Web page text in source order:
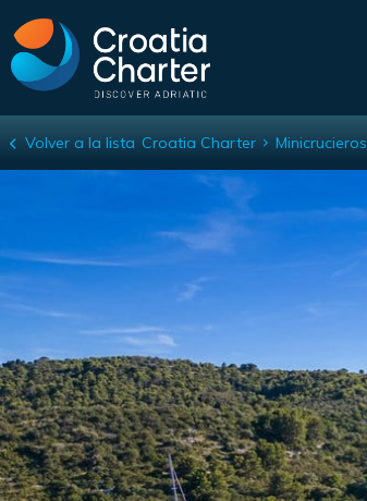
Mini cruiser Adriatic King
Volver a la lista Croatia Charter Minicrucieros